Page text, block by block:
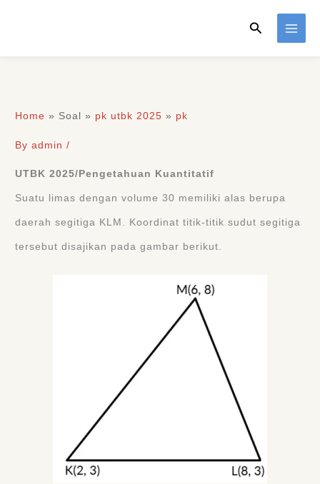
Search
Home » Soal » pk utbk 2025 » pk
Byadmin/
UTBK 2025/Pengetahuan Kuantitatif
Suatu limas dengan volume 30 memiliki alas berupa
daerah segitiga KLM. Koordinat titik-titik sudut segitiga
tersebut disajikan pada gambar berikut.